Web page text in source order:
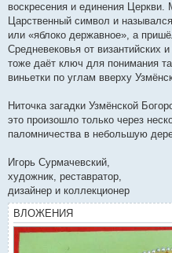
воскресения и единения Церкви.
Царственный символ и
или «яблоко державное», а
Средневековья от византийских
тоже даёт ключ для понимания
виньетки по углам вверху
Ниточка загадки Узмёнской
это произошло только через
паломничества в небольшую
Игорь Сурмачевский,
художник, реставратор,
дизайнер и коллекционер
ВЛОЖЕНИЯ